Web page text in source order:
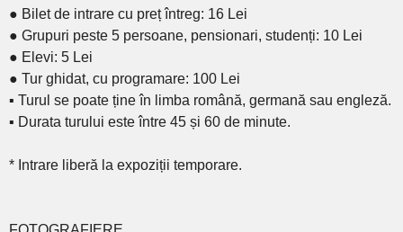
● Bilet de intrare cu preț întreg: 16 Lei
● Grupuri peste 5 persoane, pensionari, studenți: 10 Lei
● Elevi: 5 Lei
● Tur ghidat, cu programare: 100 Lei
▪ Turul se poate ține în limba română, germană sau engleză.
▪ Durata turului este între 45 și 60 de minute.
* Intrare liberă la expoziții temporare.